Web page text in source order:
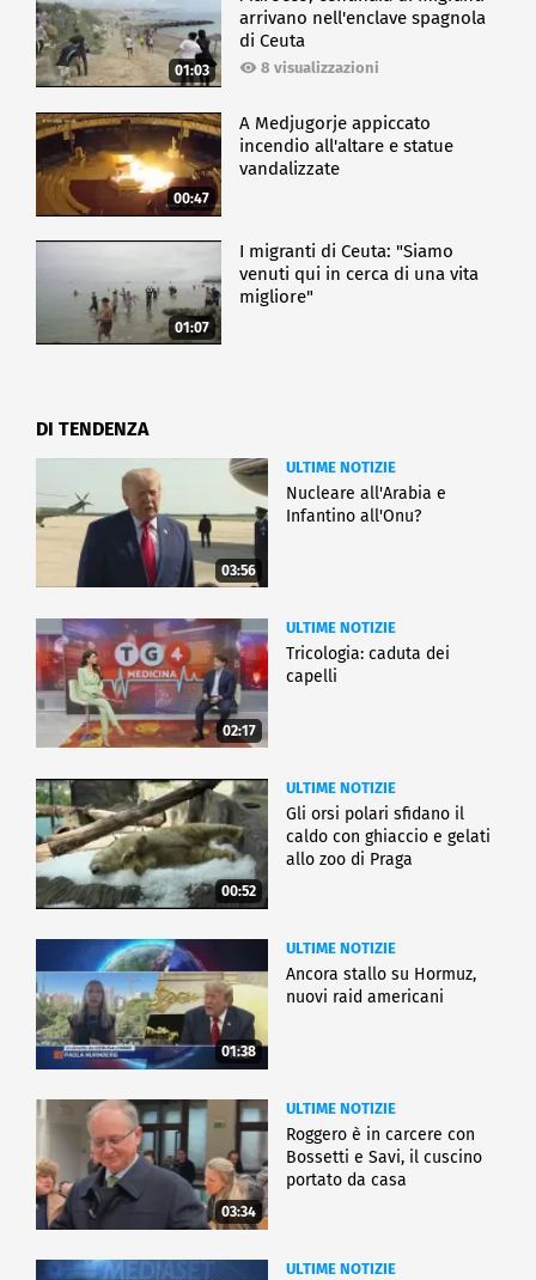
01:03
arrivano nell'enclave spagnola
di Ceuta
8 visualizzazioni
00:47
A Medjugorje appiccato
incendio all'altare e statue
vandalizzate
01:07
I migranti di Ceuta: "Siamo
venuti qui in cerca di una vita
migliore"
DI TENDENZA
03:56
ULTIME NOTIZIE
Nucleare all'Arabia e
Infantino all'Onu?
02:17
ULTIME NOTIZIE
Tricologia: caduta dei
capelli
00:52
ULTIME NOTIZIE
Gli orsi polari sfidano il
caldo con ghiaccio e gelati
allo zoo di Praga
01:38
ULTIME NOTIZIE
Ancora stallo su Hormuz,
nuovi raid americani
03:34
ULTIME NOTIZIE
Roggero è in carcere con
Bossetti e Savi, il cuscino
portato da casa
ULTIME NOTIZIE